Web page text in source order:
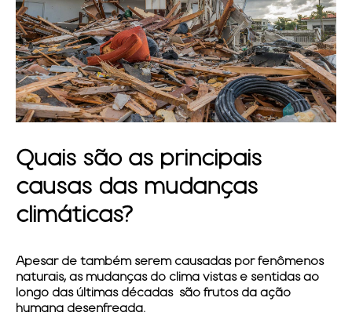
Quais são as principais
causas das mudanças
climáticas?
Apesar de também serem causadas por fenômenos
naturais, as mudanças do clima vistas e sentidas ao
longo das últimas décadas são frutos da ação
humana desenfreada.